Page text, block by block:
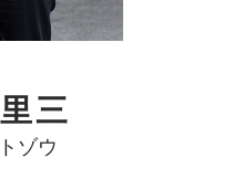
三
ゾウ